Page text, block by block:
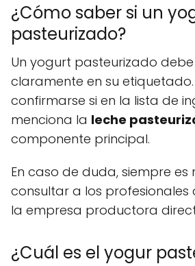
¿Cómo saber si un
pasteurizado?
Un yogurt pasteurizado
claramente en su
confirmarse si en la lista de
menciona la leche
componente principal.
En caso de duda, siempre
consultar a los profesionales
la empresa productora
¿Cuál es el yogur